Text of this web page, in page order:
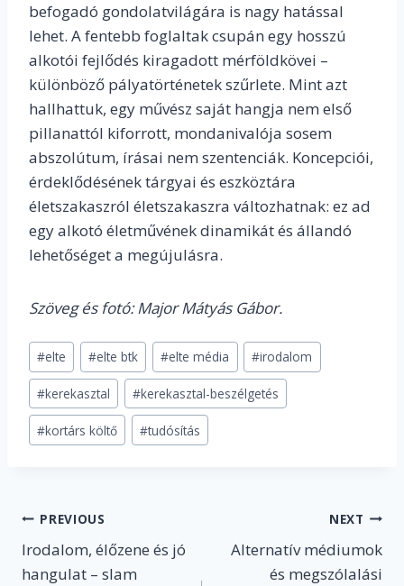
befogadó gondolatvilágára is nagy hatással
lehet. A fentebb foglaltak csupán egy hosszú
alkotói fejlődés kiragadott mérföldkövei –
különböző pályatörténetek szűrlete. Mint azt
hallhattuk, egy művész saját hangja nem első
pillanattól kiforrott, mondanivalója sosem
abszolútum, írásai nem szentenciák. Koncepciói,
érdeklődésének tárgyai és eszköztára
életszakaszról életszakaszra változhatnak: ez ad
egy alkotó életművének dinamikát és állandó
lehetőséget a megújulásra.
Szöveg és fotó: Major Mátyás Gábor.
Post
Tags:
#elte #elte btk #elte média #irodalom
#kerekasztal #kerekasztal-beszélgetés
#kortárs költő #tudósítás
Post
navigation
PREVIOUS
Irodalom, élőzene és jó
hangulat – slam
NEXT
Alternatív médiumok
és megszólalási